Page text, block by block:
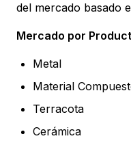
del mercado basado
Mercado por
Metal
Material
Terracota
Cerámica